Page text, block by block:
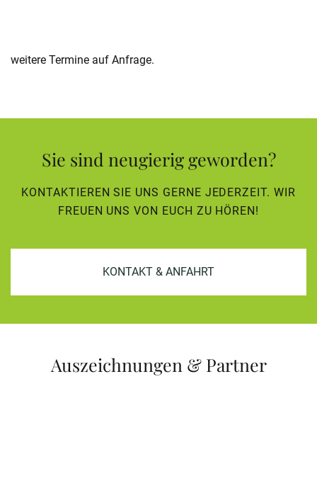
weitere Termine auf Anfrage.
Sie sind neugierig geworden?
KONTAKTIEREN SIE UNS GERNE JEDERZEIT. WIR
FREUEN UNS VON EUCH ZU HÖREN!
KONTAKT & ANFAHRT
Auszeichnungen & Partner